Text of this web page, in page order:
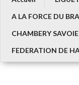
A LA FORCE DU
CHAMBERY
FEDERATION DE